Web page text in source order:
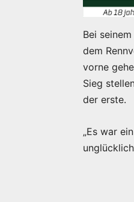
Bei
dem
vorne
Sieg
der erste.
„Es war